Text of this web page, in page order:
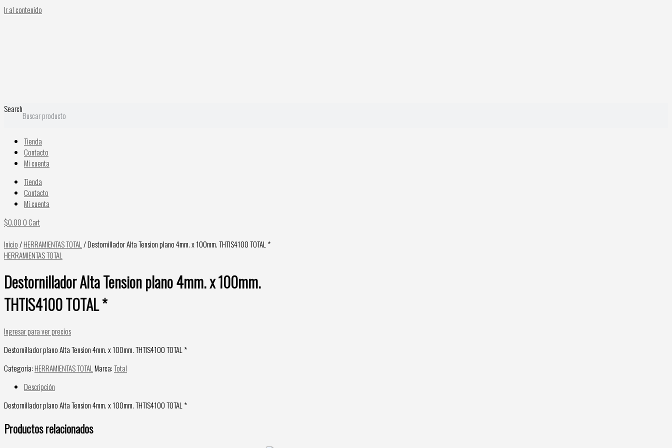
Ir al contenido
Search
Tienda
Contacto
Mi cuenta
Tienda
Contacto
Mi cuenta
$0.000Cart
Inicio/HERRAMIENTAS TOTAL / Destornillador Alta Tension plano 4mm. x 100mm. THTIS4100 TOTAL *
HERRAMIENTAS TOTAL
Destornillador Alta Tension plano 4mm. x 100mm.
THTIS4100 TOTAL *
Ingresar para ver precios
Destornillador plano Alta Tension 4mm. x 100mm. THTIS4100 TOTAL *
Categoría:HERRAMIENTAS TOTAL Marca:Total
Descripción
Destornillador plano Alta Tension 4mm. x 100mm. THTIS4100 TOTAL *
Productos relacionados